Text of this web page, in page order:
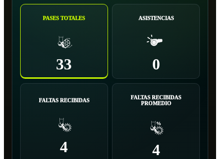
PASES TOTALES
33
ASISTENCIAS
0
FALTAS RECIBIDAS
4
FALTAS RECIBIDAS
PROMEDIO
4